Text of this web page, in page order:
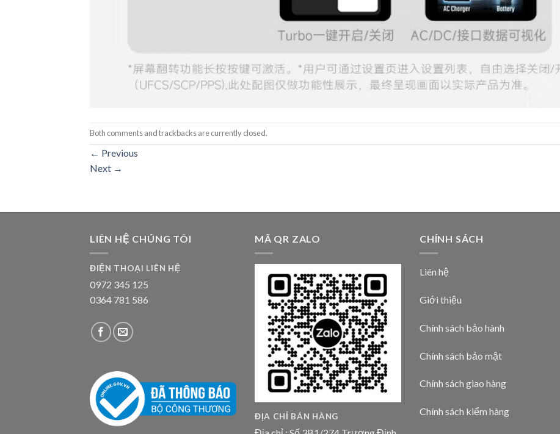
Both comments and trackbacks are currently closed.
← Previous
Next →
LIÊN HỆ CHÚNG TÔI
ĐIỆN THOẠI LIÊN HỆ
0972 345 125
0364 781 586
MÃ QR ZALO
ĐỊA CHỈ BÁN HÀNG
CHÍNH SÁCH
Liên hệ
Giới thiệu
Chính sách bảo hành
Chính sách bảo mật
Chính sách giao hàng
Chính sách kiểm hàng